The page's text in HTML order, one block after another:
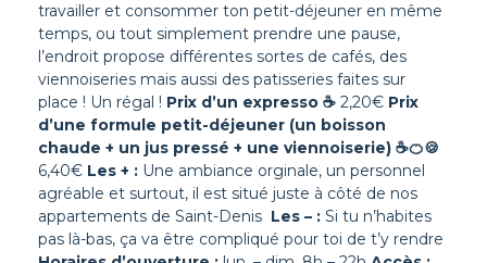
travailler et consommer ton petit-déjeuner en même
temps, ou tout simplement prendre une pause,
l’endroit propose différentes sortes de cafés, des
viennoiseries mais aussi des patisseries faites sur
place ! Un régal ! Prix d’un expresso ☕ 2,20€ Prix
d’une formule petit-déjeuner (un boisson
chaude + un jus pressé + une viennoiserie) ☕🍊🍪
6,40€ Les + : Une ambiance orginale, un personnel
agréable et surtout, il est situé juste à côté de nos
appartements de Saint-Denis Les – : Si tu n’habites
pas là-bas, ça va être compliqué pour toi de t’y rendre